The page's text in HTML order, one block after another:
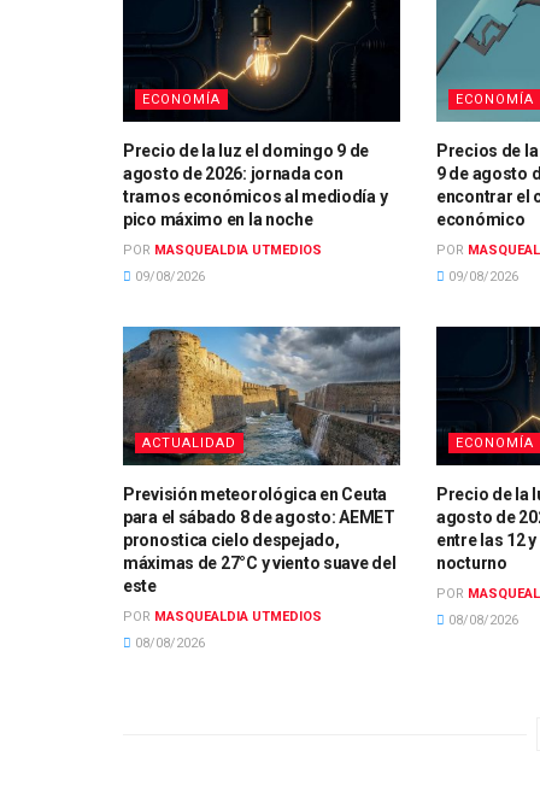
ECONOMÍA
Precio de la luz el domingo 9 de
agosto de 2026: jornada con
tramos económicos al mediodía y
pico máximo en la noche
POR MASQUEALDIA UTMEDIOS
09/08/2026
ECONOMÍA
Precios de
9 de agosto
encontrar el
económico
POR
09/08/2026
ACTUALIDAD
Previsión meteorológica en Ceuta
para el sábado 8 de agosto: AEMET
pronostica cielo despejado,
máximas de 27°C y viento suave del
este
POR MASQUEALDIA UTMEDIOS
08/08/2026
ECONOMÍA
Precio de la
agosto de
entre las 12
nocturno
POR
08/08/2026